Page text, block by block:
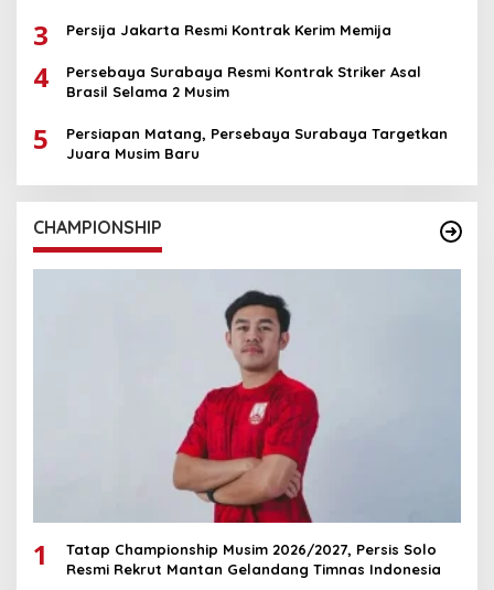
3 Persija Jakarta Resmi Kontrak Kerim Memija
4
Persebaya Surabaya Resmi Kontrak Striker Asal
Brasil Selama 2 Musim
5
Persiapan Matang, Persebaya Surabaya Targetkan
Juara Musim Baru
CHAMPIONSHIP
1
Tatap Championship Musim 2026/2027, Persis Solo
Resmi Rekrut Mantan Gelandang Timnas Indonesia